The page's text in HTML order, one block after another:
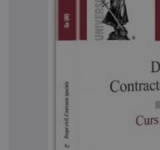
optiune
de ascendent.
Pentru a
prezentarea
compararea
noului Cod, iar